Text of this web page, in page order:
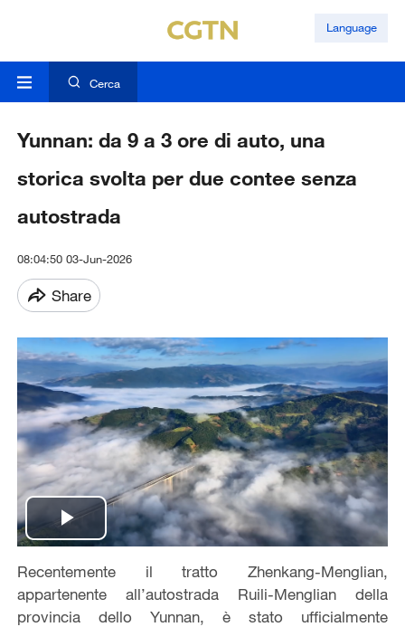
Language
Cerca
Yunnan: da 9 a 3 ore di auto, una
storica svolta per due contee senza
autostrada
08:04:50 03-Jun-2026
Share
Play
Video
Recentemente il tratto Zhenkang-Menglian,
appartenente all’autostrada Ruili-Menglian della
provincia dello Yunnan, è stato ufficialmente